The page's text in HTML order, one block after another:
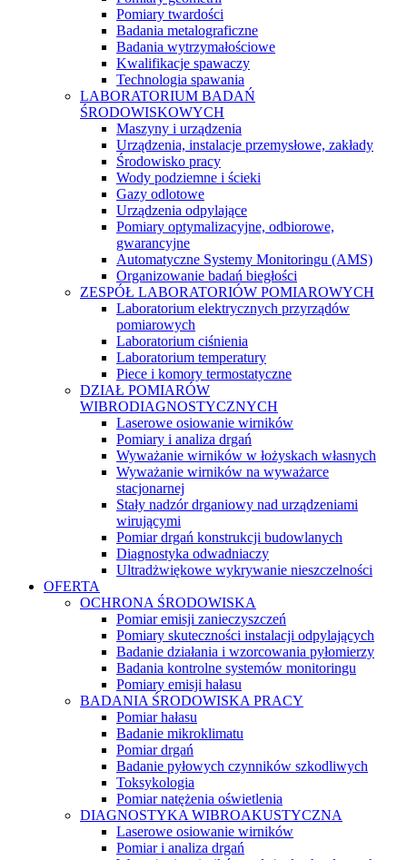
Pomiary twardości
Badania metalograficzne
Badania wytrzymałościowe
Kwalifikacje spawaczy
Technologia spawania
LABORATORIUM BADAŃ
ŚRODOWISKOWYCH
Maszyny i urządzenia
Urządzenia, instalacje przemysłowe, zakłady
Środowisko pracy
Wody podziemne i ścieki
Gazy odlotowe
Urządzenia odpylające
Pomiary optymalizacyjne, odbiorowe,
gwarancyjne
Automatyczne Systemy Monitoringu (AMS)
Organizowanie badań biegłości
ZESPÓŁ LABORATORIÓW POMIAROWYCH
Laboratorium elektrycznych przyrządów
pomiarowych
Laboratorium ciśnienia
Laboratorium temperatury
Piece i komory termostatyczne
DZIAŁ POMIARÓW
WIBRODIAGNOSTYCZNYCH
Laserowe osiowanie wirników
Pomiary i analiza drgań
Wyważanie wirników w łożyskach własnych
Wyważanie wirników na wyważarce
stacjonarnej
Stały nadzór drganiowy nad urządzeniami
wirującymi
Pomiar drgań konstrukcji budowlanych
Diagnostyka odwadniaczy
Ultradżwiękowe wykrywanie nieszczelności
OFERTA
OCHRONA ŚRODOWISKA
Pomiar emisji zanieczyszczeń
Pomiary skuteczności instalacji odpylających
Badanie działania i wzorcowania pyłomierzy
Badania kontrolne systemów monitoringu
Pomiary emisji hałasu
BADANIA ŚRODOWISKA PRACY
Pomiar hałasu
Badanie mikroklimatu
Pomiar drgań
Badanie pyłowych czynników szkodliwych
Toksykologia
Pomiar natężenia oświetlenia
DIAGNOSTYKA WIBROAKUSTYCZNA
Laserowe osiowanie wirników
Pomiar i analiza drgań